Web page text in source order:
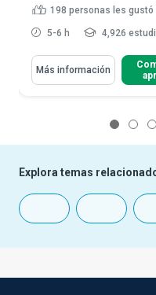
198 personas les gustó
5-6 h 4,926
Más información
Explora temas